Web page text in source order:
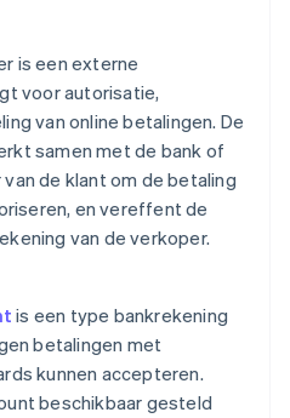
is een externe
voor autorisatie,
van online betalingen. De
samen met de bank of
de klant om de betaling
en vereffent de
van de verkoper.
is een type bankrekening
betalingen met
kunnen accepteren.
beschikbaar gesteld